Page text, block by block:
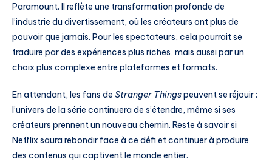
Paramount. Il reflète une transformation profonde de
l’industrie du divertissement, où les créateurs ont plus de
pouvoir que jamais. Pour les spectateurs, cela pourrait se
traduire par des expériences plus riches, mais aussi par un
choix plus complexe entre plateformes et formats.
En attendant, les fans de Stranger Thingspeuvent se réjouir :
l’univers de la série continuera de s’étendre, même si ses
créateurs prennent un nouveau chemin. Reste à savoir si
Netflix saura rebondir face à ce défi et continuer à produire
des contenus qui captivent le monde entier.